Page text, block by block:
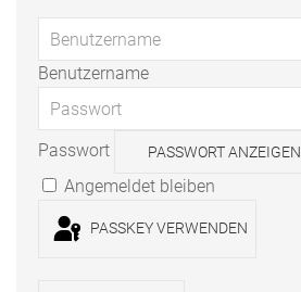
Benutzername
Passwort PASSWORT ANZEIGEN
Angemeldet bleiben
PASSKEY VERWENDEN